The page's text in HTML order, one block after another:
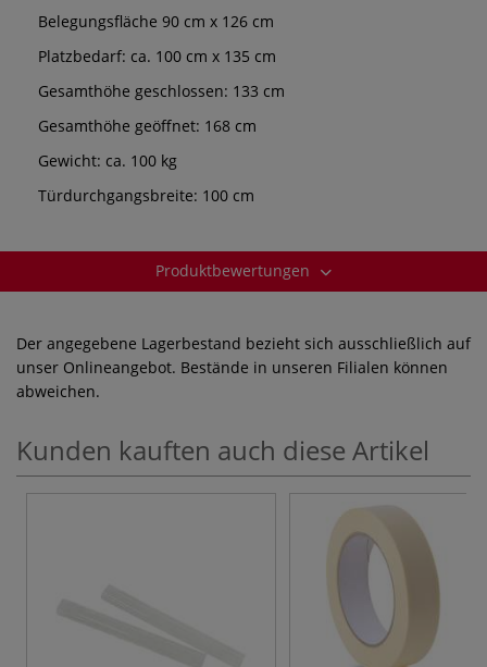
Belegungsfläche 90 cm x 126 cm
Platzbedarf: ca. 100 cm x 135 cm
Gesamthöhe geschlossen: 133 cm
Gesamthöhe geöffnet: 168 cm
Gewicht: ca. 100 kg
Türdurchgangsbreite: 100 cm
Produktbewertungen
Der angegebene Lagerbestand bezieht sich ausschließlich auf
unser Onlineangebot. Bestände in unseren Filialen können
abweichen.
Kunden kauften auch diese Artikel